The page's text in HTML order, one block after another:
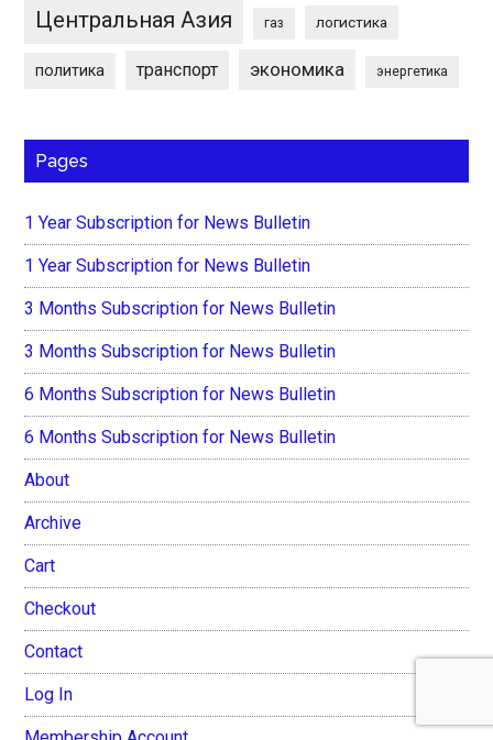
Центральная Азия газ логистика
политика транспорт экономика энергетика
Pages
1 Year Subscription for News Bulletin
1 Year Subscription for News Bulletin
3 Months Subscription for News Bulletin
3 Months Subscription for News Bulletin
6 Months Subscription for News Bulletin
6 Months Subscription for News Bulletin
About
Archive
Cart
Checkout
Contact
Log In